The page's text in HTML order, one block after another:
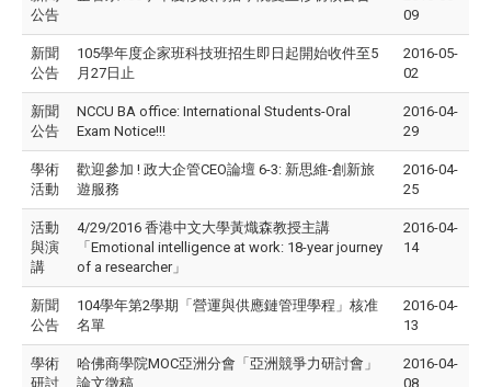
公告
09
新聞
公告
105學年度企家班科技班招生即日起開始收件至5
月27日止
2016-05-
02
新聞
公告
NCCU BA office: International Students-Oral
Exam Notice!!!
2016-04-
29
學術
活動
歡迎參加 ! 政大企管CEO論壇 6-3: 新思維-創新旅
遊服務
2016-04-
25
活動
與演
講
4/29/2016 香港中文大學黃熾森教授主講
「Emotional intelligence at work: 18-year journey
of a researcher」
2016-04-
14
新聞
公告
104學年第2學期「營運與供應鏈管理學程」核准
名單
2016-04-
13
學術
研討
哈佛商學院MOC亞洲分會「亞洲競爭力研討會」
論文徵稿
2016-04-
08